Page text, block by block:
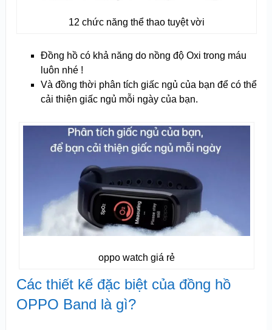
12 chức năng thể thao tuyệt vời
Đồng hồ có khả năng do nồng độ Oxi trong máu
luôn nhé !
Và đồng thời phân tích giấc ngủ của bạn để có thể
cải thiện giấc ngủ mỗi ngày của bạn.
oppo watch giá rẻ
Các thiết kế đặc biệt của đồng hồ
OPPO Band là gì?